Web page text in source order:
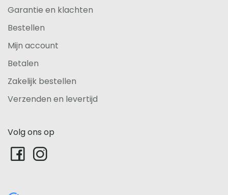
Garantie en klachten
Bestellen
Mijn account
Betalen
Zakelijk bestellen
Verzenden en levertijd
Volg ons op